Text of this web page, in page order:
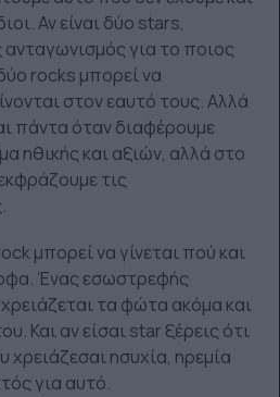
Αν είναι δύο stars,
ανταγωνισμός για το ποιος
rocks μπορεί να
στον εαυτό τους. Αλλά
πάντα όταν διαφέρουμε
ηθικής και αξιών, αλλά στο
τις
μπορεί να γίνεται πού και
Ένας εσωστρεφής
τα φώτα ακόμα και
Και αν είσαι star ξέρεις ότι
ησυχία, ηρεμία
για αυτό.